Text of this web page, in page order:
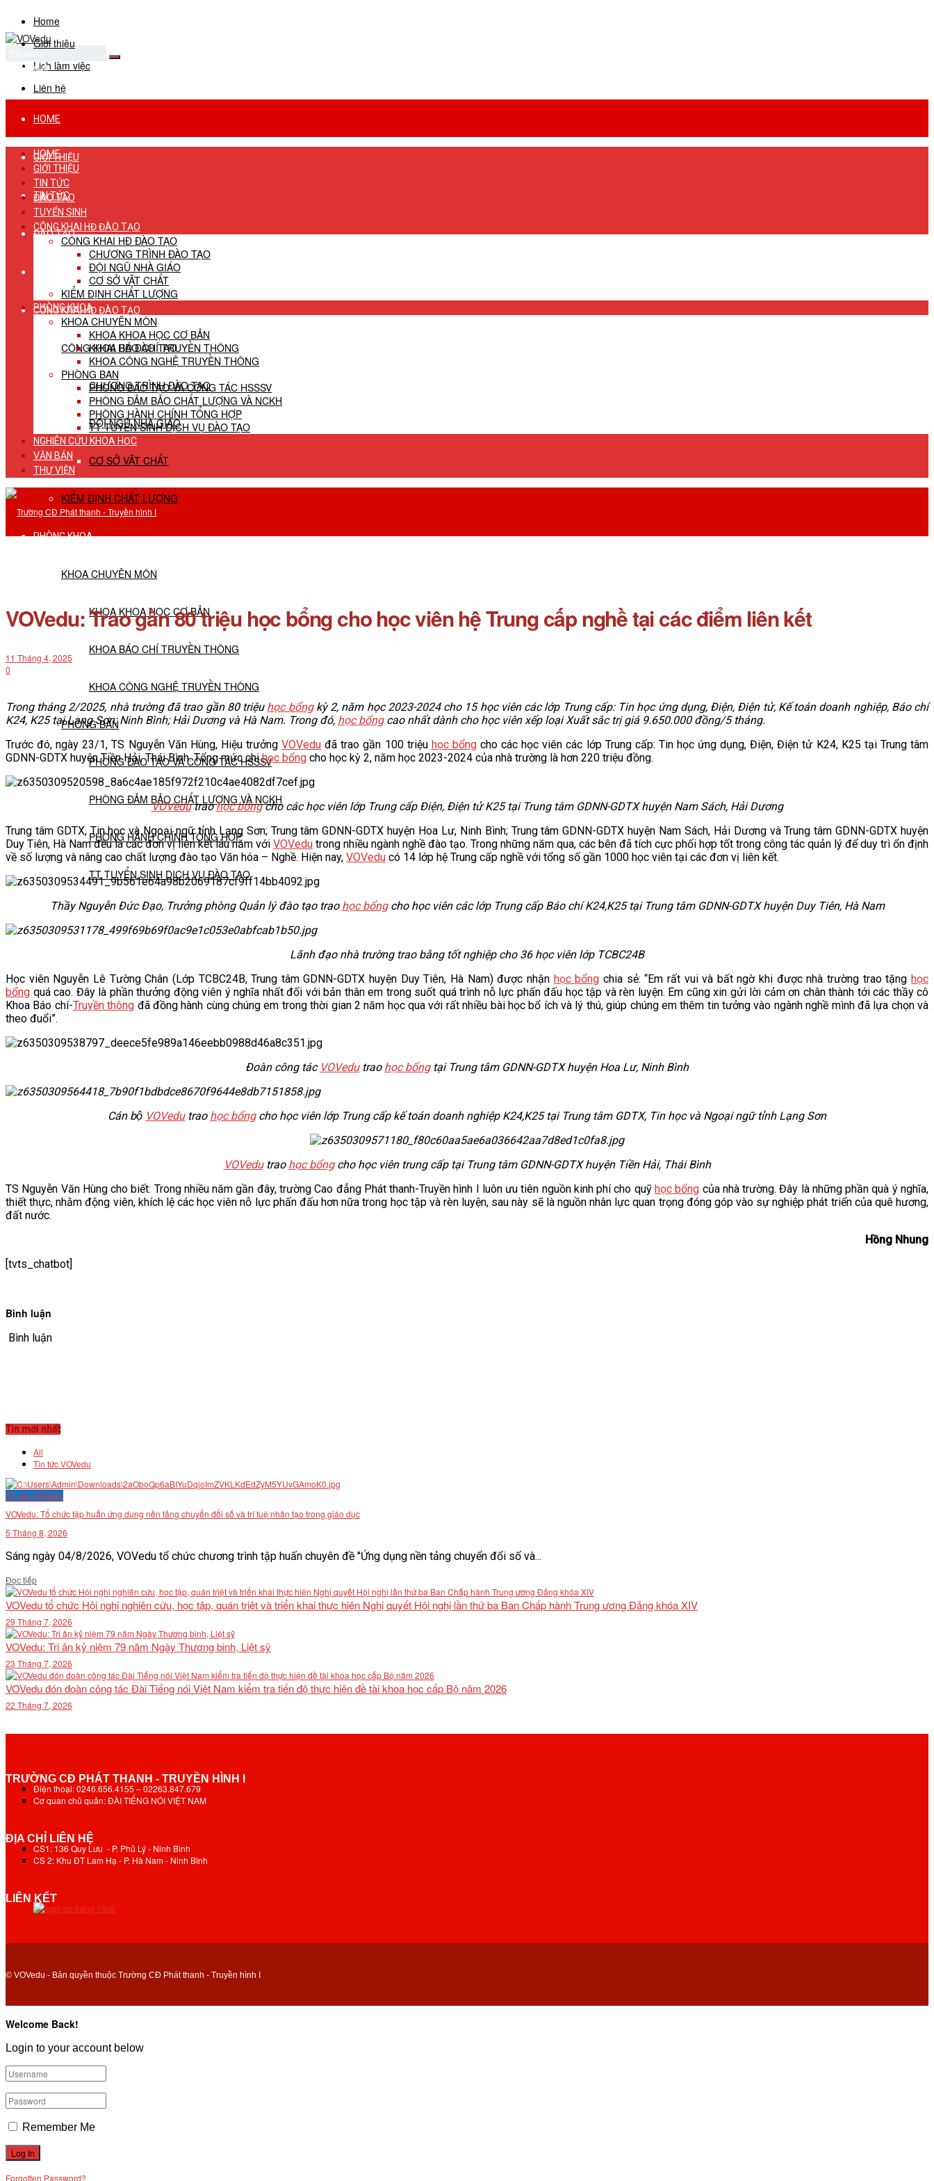
Home
Giới thiệu
Lịch làm việc
Liên hệ
No Result
View All Result
HOME
GIỚI THIỆU
TIN TỨC
ĐÀO TẠO
TUYỂN SINH
CÔNG KHAI HĐ ĐÀO TẠO
CÔNG KHAI HĐ ĐÀO TẠO
CHƯƠNG TRÌNH ĐÀO TẠO
ĐỘI NGŨ NHÀ GIÁO
CƠ SỞ VẬT CHẤT
KIỂM ĐỊNH CHẤT LƯỢNG
PHÒNG KHOA
KHOA CHUYÊN MÔN
KHOA KHOA HỌC CƠ BẢN
KHOA BÁO CHÍ TRUYỀN THÔNG
KHOA CÔNG NGHỆ TRUYỀN THÔNG
PHÒNG BAN
PHÒNG ĐÀO TẠO VÀ CÔNG TÁC HSSSV
PHÒNG ĐẢM BẢO CHẤT LƯỢNG VÀ NCKH
PHÒNG HÀNH CHÍNH TỔNG HỢP
TT TUYỂN SINH DỊCH VỤ ĐÀO TẠO
NGHIÊN CỨU KHOA HỌC
THƯ VIỆN
HOME
GIỚI THIỆU
TIN TỨC
ĐÀO TẠO
TUYỂN SINH
CÔNG KHAI HĐ ĐÀO TẠO
CÔNG KHAI HĐ ĐÀO TẠO
CHƯƠNG TRÌNH ĐÀO TẠO
ĐỘI NGŨ NHÀ GIÁO
CƠ SỞ VẬT CHẤT
KIỂM ĐỊNH CHẤT LƯỢNG
PHÒNG KHOA
KHOA CHUYÊN MÔN
KHOA KHOA HỌC CƠ BẢN
KHOA BÁO CHÍ TRUYỀN THÔNG
KHOA CÔNG NGHỆ TRUYỀN THÔNG
PHÒNG BAN
PHÒNG ĐÀO TẠO VÀ CÔNG TÁC HSSSV
PHÒNG ĐẢM BẢO CHẤT LƯỢNG VÀ NCKH
PHÒNG HÀNH CHÍNH TỔNG HỢP
TT TUYỂN SINH DỊCH VỤ ĐÀO TẠO
NGHIÊN CỨU KHOA HỌC
VĂN BẢN
THƯ VIỆN
VOVedu: Trao gần 80 triệu học bổng cho học viên hệ Trung cấp nghề tại các điểm liên kết
11 Tháng 4, 2025
0
Trong tháng 2/2025, nhà trường đã trao gần 80 triệu học bổngkỳ 2, năm học 2023-2024 cho 15 học viên các lớp Trung cấp: Tin học ứng dụng, Điện, Điện tử, Kế toán doanh nghiệp, Báo chí
K24, K25 tại Lạng Sơn; Ninh Bình; Hải Dương và Hà Nam. Trong đó, học bổngcao nhất dành cho học viên xếp loại Xuất sắc trị giá 9.650.000 đồng/5 tháng.
Trước đó, ngày 23/1, TS Nguyễn Văn Hùng, Hiệu trưởngVOVedu đã trao gần 100 triệu học bổngcho các học viên các lớp Trung cấp: Tin học ứng dụng, Điện, Điện tử K24, K25 tại Trung tâm
GDNN-GDTX huyện Tiền Hải, Thái Bình. Tổng mức chihọc bổng cho học kỳ 2, năm học 2023-2024 của nhà trường là hơn 220 triệu đồng.
VOVedutraohọc bổngcho các học viên lớp Trung cấp Điện, Điện tử K25 tại Trung tâm GDNN-GDTX huyện Nam Sách, Hải Dương
Trung tâm GDTX, Tin học và Ngoại ngữ tỉnh Lạng Sơn; Trung tâm GDNN-GDTX huyện Hoa Lư, Ninh Bình; Trung tâm GDNN-GDTX huyện Nam Sách, Hải Dương và Trung tâm GDNN-GDTX huyện
Duy Tiên, Hà Nam đều là các đơn vị liên kết lâu năm với VOVedu trong nhiều ngành nghề đào tạo. Trong những năm qua, các bên đã tích cực phối hợp tốt trong công tác quản lý để duy trì ổn định
về số lượng và nâng cao chất lượng đào tạo Văn hóa – Nghề. Hiện nay, VOVedu có 14 lớp hệ Trung cấp nghề với tổng số gần 1000 học viên tại các đơn vị liên kết.
Thầy Nguyễn Đức Đạo, Trưởng phòng Quản lý đào tạo trao học bổngcho học viên các lớp Trung cấp Báo chí K24,K25 tại Trung tâm GDNN-GDTX huyện Duy Tiên, Hà Nam
Lãnh đạo nhà trường trao bằng tốt nghiệp cho 36 học viên lớp TCBC24B
Học viên Nguyễn Lê Tường Chân (Lớp TCBC24B, Trung tâm GDNN-GDTX huyện Duy Tiên, Hà Nam) được nhận học bổng chia sẻ: “Em rất vui và bất ngờ khi được nhà trường trao tặnghọc
bổng quá cao. Đây là phần thưởng động viên ý nghĩa nhất đối với bản thân em trong suốt quá trình nỗ lực phấn đấu học tập và rèn luyện. Em cũng xin gửi lời cảm ơn chân thành tới các thầy cô
Khoa Báo chí-Truyền thông đã đồng hành cùng chúng em trong thời gian 2 năm học qua với rất nhiều bài học bổ ích và lý thú, giúp chúng em thêm tin tưởng vào ngành nghề mình đã lựa chọn và
theo đuổi”.
Đoàn công tác VOVedutrao học bổngtại Trung tâm GDNN-GDTXhuyện Hoa Lư, Ninh Bình
Cán bộ VOVedutrao học bổngcho học viên lớp Trung cấp kế toán doanh nghiệp K24,K25 tại Trung tâm GDTX, Tin học và Ngoại ngữ tỉnh Lạng Sơn
VOVedutrao học bổngcho học viên trung cấp tại Trung tâm GDNN-GDTX huyện Tiền Hải, Thái Bình
TS Nguyễn Văn Hùng cho biết: Trong nhiều năm gần đây, trường Cao đẳng Phát thanh-Truyền hình I luôn ưu tiên nguồn kinh phí cho quỹhọc bổng của nhà trường. Đây là những phần quà ý nghĩa,
thiết thực, nhằm động viên, khích lệ các học viên nỗ lực phấn đấu hơn nữa trong học tập và rèn luyện, sau này sẽ là nguồn nhân lực quan trọng đóng góp vào sự nghiệp phát triển của quê hương,
đất nước.
Hồng Nhung
[tvts_chatbot]
Bình luận
Bình luận
Tin mới nhất
All
Tin tức VOVedu
Tin tức VOVedu
VOVedu: Tổ chức tập huấn ứng dụng nền tảng chuyển đổi số và trí tuệ nhân tạo trong giáo dục
5 Tháng 8, 2026
Sáng ngày 04/8/2026, VOVedu tổ chức chương trình tập huấn chuyên đề "Ứng dụng nền tảng chuyển đổi số và...
Đọc tiếpDetails
VOVedu tổ chức Hội nghị nghiên cứu, học tập, quán triệt và triển khai thực hiện Nghị quyết Hội nghị lần thứ ba Ban Chấp hành Trung ương Đảng khóa XIV
29 Tháng 7, 2026
VOVedu: Tri ân kỷ niệm 79 năm Ngày Thương binh, Liệt sỹ
23 Tháng 7, 2026
VOVedu đón đoàn công tác Đài Tiếng nói Việt Nam kiểm tra tiến độ thực hiện đề tài khoa học cấp Bộ năm 2026
22 Tháng 7, 2026
TRƯỜNG CĐ PHÁT THANH - TRUYỀN HÌNH I
Điện thoại: 0246.656.4155 – 02263.847.679
Cơ quan chủ quản: ĐÀI TIẾNG NÓI VIỆT NAM
ĐỊA CHỈ LIÊN HỆ
CS1: 136 Quy Lưu - P. Phủ Lý - Ninh Bình
CS 2: Khu ĐT Lam Hạ - P. Hà Nam - Ninh Bình
LIÊN KẾT
© VOVedu - Bản quyền thuộc Trường CĐ Phát thanh - Truyền hình I
Welcome Back!
Login to your account below
Remember Me
Forgotten Password?